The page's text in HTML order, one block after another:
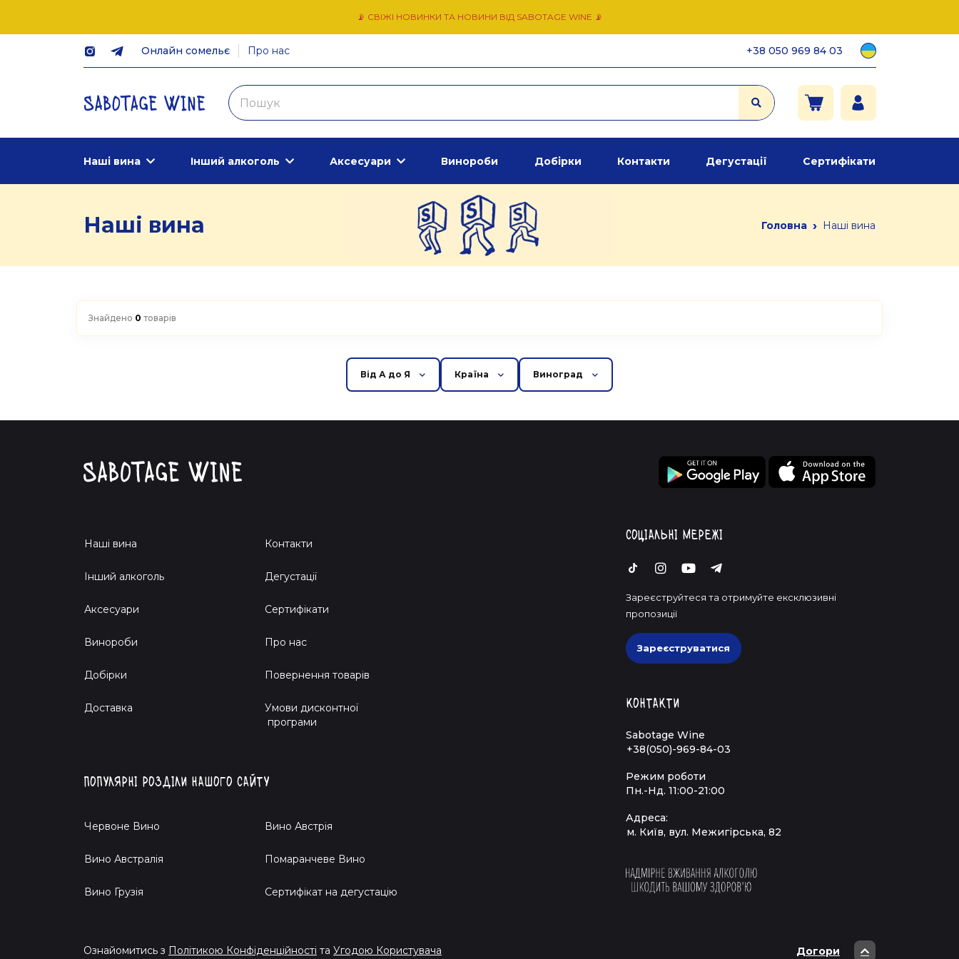
📡 СВІЖІ НОВИНКИ ТА НОВИНИ ВІД SABOTAGE WINE 📡
Онлайн сомельє Про нас +38 050 969 84 03
Наші вина Інший алкоголь Аксесуари Винороби Добірки Контакти Дегустації Сертифікати
Наші вина Головна › Наші вина
Знайдено 0 товарів
Від А до Я Країна Виноград
Наші вина
Інший алкоголь
Аксесуари
Винороби
Добірки
Доставка
Контакти
Дегустації
Сертифікати
Про нас
Повернення товарів
Умови дисконтної
програми
Популярні розділи нашого сайту
Червоне Вино
Вино Австралія
Вино Грузія
Вино Австрія
Помаранчеве Вино
Cертифікат на дегустацію
Соціальні мережі
Зареєструйтеся та отримуйте ексклюзивні
пропозиції
Зареєструватися
Контакти
Sabotage Wine
+38(050)-969-84-03
Режим роботи
Пн.-Нд. 11:00-21:00
Адреса:
м. Київ, вул. Межигірська, 82
Ознайомитись з Політикою Конфіденційності та Угодою Користувача Догори